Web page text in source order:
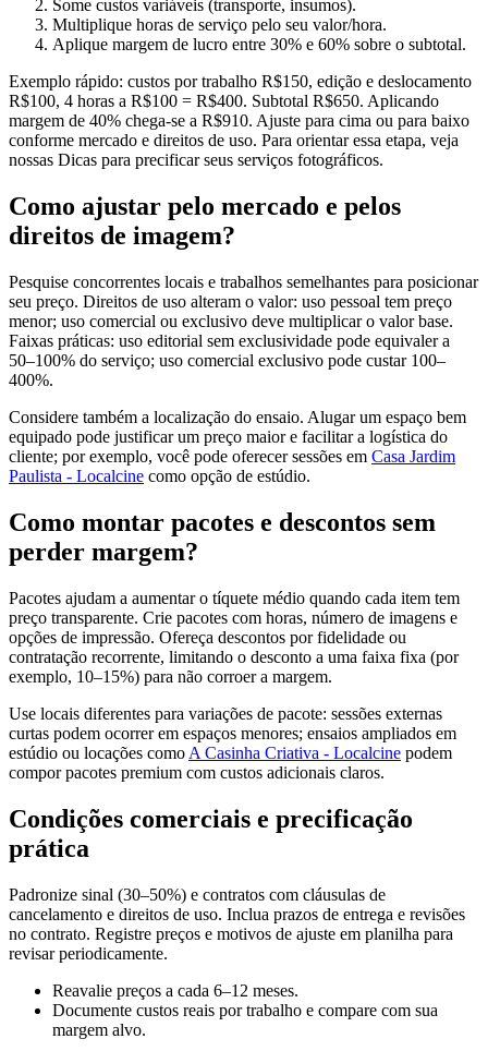
Some custos variáveis (transporte, insumos).
Multiplique horas de serviço pelo seu valor/hora.
Aplique margem de lucro entre 30% e 60% sobre o subtotal.
Exemplo rápido: custos por trabalho R$150, edição e deslocamento
R$100, 4 horas a R$100 = R$400. Subtotal R$650. Aplicando
margem de 40% chega-se a R$910. Ajuste para cima ou para baixo
conforme mercado e direitos de uso. Para orientar essa etapa, veja
nossas Dicas para precificar seus serviços fotográficos.
Como ajustar pelo mercado e pelos
direitos de imagem?
Pesquise concorrentes locais e trabalhos semelhantes para posicionar
seu preço. Direitos de uso alteram o valor: uso pessoal tem preço
menor; uso comercial ou exclusivo deve multiplicar o valor base.
Faixas práticas: uso editorial sem exclusividade pode equivaler a
50–100% do serviço; uso comercial exclusivo pode custar 100–
400%.
Considere também a localização do ensaio. Alugar um espaço bem
equipado pode justificar um preço maior e facilitar a logística do
cliente; por exemplo, você pode oferecer sessões em Casa Jardim
Paulista - Localcine como opção de estúdio.
Como montar pacotes e descontos sem
perder margem?
Pacotes ajudam a aumentar o tíquete médio quando cada item tem
preço transparente. Crie pacotes com horas, número de imagens e
opções de impressão. Ofereça descontos por fidelidade ou
contratação recorrente, limitando o desconto a uma faixa fixa (por
exemplo, 10–15%) para não corroer a margem.
Use locais diferentes para variações de pacote: sessões externas
curtas podem ocorrer em espaços menores; ensaios ampliados em
estúdio ou locações como A Casinha Criativa - Localcine podem
compor pacotes premium com custos adicionais claros.
Condições comerciais e precificação
prática
Padronize sinal (30–50%) e contratos com cláusulas de
cancelamento e direitos de uso. Inclua prazos de entrega e revisões
no contrato. Registre preços e motivos de ajuste em planilha para
revisar periodicamente.
Reavalie preços a cada 6–12 meses.
Documente custos reais por trabalho e compare com sua
margem alvo.